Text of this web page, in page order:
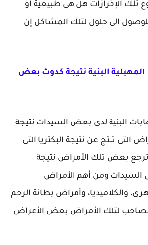
تلك الإفرازات هل هى طبيعية او
الى حلول لتلك المشاكل إن
المهبلية البنية نتيجة كدوث بعض
البنية لدى بعض السيدات نتيجة
تنتج عن نتيجة البكتريا التى
بعض تلك الأمراض نتيجة
السيدات ومن أهم الأمراض
والكلاميديا، وأمراض بطانة الرحم
مصاحب لتلك الأمراض بعض الأعراض